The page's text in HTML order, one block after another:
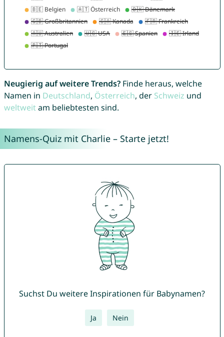
Neugierig auf weitere Trends?Finde heraus, welche
Namen in Deutschland, Österreich, der Schweiz und
weltweitam beliebtesten sind.
Namens-Quiz mit Charlie – Starte jetzt!
Suchst Du weitere Inspirationen für Babynamen?
Ja Nein